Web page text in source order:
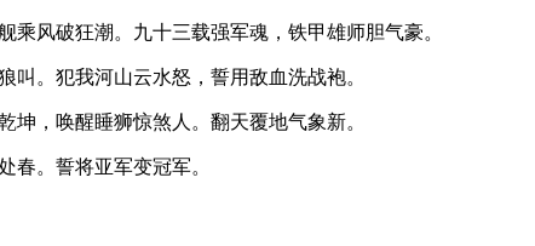
风破狂潮。九十三载强军魂，铁甲雄师胆气豪。
。犯我河山云水怒，誓用敌血洗战袍。
，唤醒睡狮惊煞人。翻天覆地气象新。
。誓将亚军变冠军。